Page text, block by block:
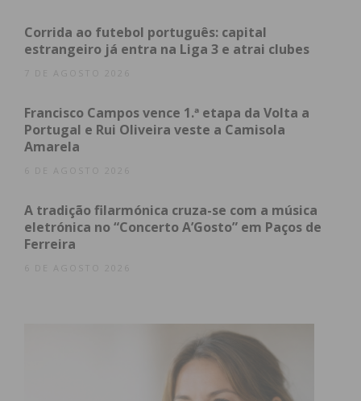
Subscreva a newsletter do
Assine nossa newsletter por e-mail e
obtenha de forma regular a informação
Corrida ao futebol português: capital
estrangeiro já entra na Liga 3 e atrai clubes
7 DE AGOSTO 2026
Francisco Campos vence 1.ª etapa da Volta a
Portugal e Rui Oliveira veste a Camisola
Amarela
6 DE AGOSTO 2026
A tradição filarmónica cruza-se com a música
eletrónica no “Concerto A’Gosto” em Paços de
Ferreira
6 DE AGOSTO 2026